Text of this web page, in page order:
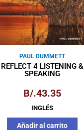
PAUL DUMMETT
REFLECT 4 LISTENING &
SPEAKING
B/.43.35
INGLÉS
Añadir al carrito